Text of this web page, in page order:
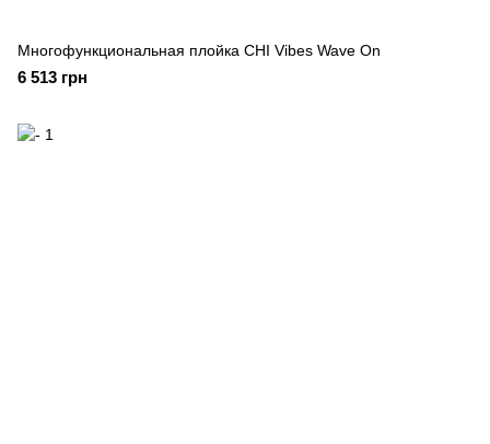
Многофункциональная плойка CHI Vibes Wave On
6 513 грн